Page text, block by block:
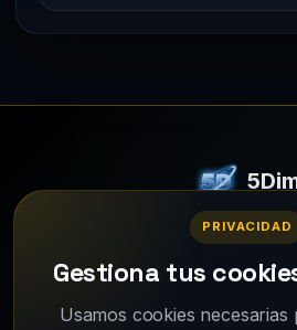
Un juego de simulación
Wiki Guías
PRIVACIDAD
Gestiona tus
Usamos cookies necesarias